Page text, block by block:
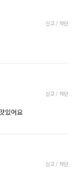
신고 / 차단
신고 / 차단
있어요
신고 / 차단